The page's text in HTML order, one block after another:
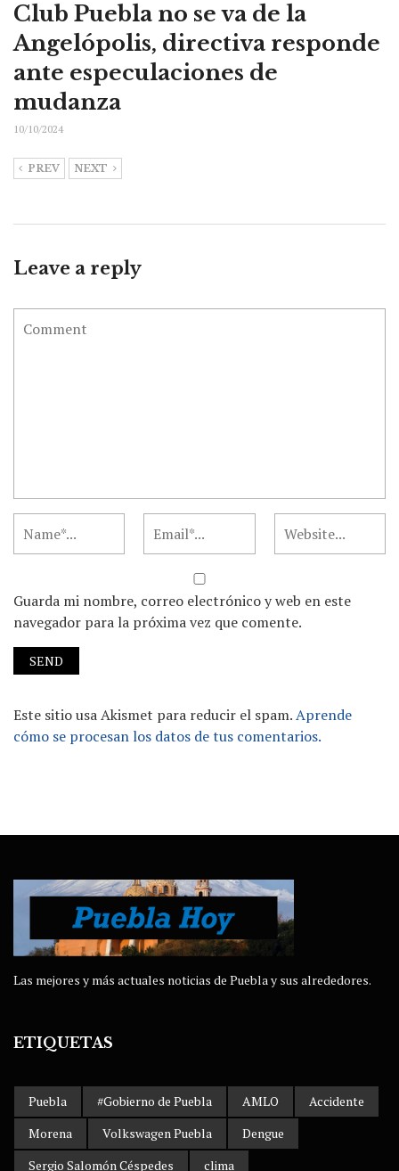
Club Puebla no se va de la
Angelópolis, directiva responde
ante especulaciones de
mudanza
10/10/2024
PREV NEXT
Leave a reply
Guarda mi nombre, correo electrónico y web en este
navegador para la próxima vez que comente.
Este sitio usa Akismet para reducir el spam.Aprende
cómo se procesan los datos de tus comentarios.
Las mejores y más actuales noticias de Puebla y sus alrededores.
ETIQUETAS
Puebla #Gobierno de Puebla AMLO
Accidente
Morena
Volkswagen Puebla
Dengue
Sergio Salomón Céspedes
clima